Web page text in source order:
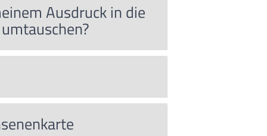
Ausdruck in die